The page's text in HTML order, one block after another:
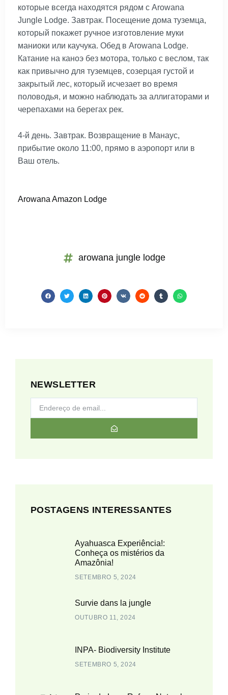
которые всегда находятся рядом с Arowana
Jungle Lodge. Завтрак. Посещение дома туземца,
который покажет ручное изготовление муки
маниоки или каучука. Обед в Arowana Lodge.
Катание на каноэ без мотора, только с веслом, так
как привычно для туземцев, созерцая густой и
закрытый лес, который исчезает во время
половодья, и можно наблюдать за аллигаторами и
черепахами на берегах рек.
4-й день. Завтрак. Возвращение в Манаус,
прибытие около 11:00, прямо в аэропорт или в
Ваш отель.
Arowana Amazon Lodge
arowana jungle lodge
NEWSLETTER
POSTAGENS INTERESSANTES
Ayahuasca Experiência!:
Conheça os mistérios da
Amazônia!
SETEMBRO 5, 2024
Survie dans la jungle
OUTUBRO 11, 2024
INPA- Biodiversity Institute
SETEMBRO 5, 2024